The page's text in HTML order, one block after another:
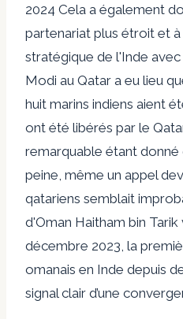
2024 Cela a également
partenariat plus étroit et
stratégique de l'Inde
Modi au Qatar a eu lieu
huit marins indiens aient
ont été libérés par le
remarquable étant donné
peine, même un appel
qatariens semblait
d'Oman Haitham bin Tarik
décembre 2023, la
omanais en Inde depuis
signal clair d’une